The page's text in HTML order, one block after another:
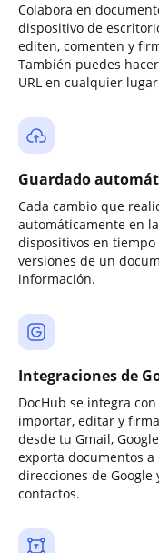
Colabora en
dispositivo de
editen, comenten y
También puedes
URL en cualquier
Guardado
Cada cambio que
automáticamente en
dispositivos en tiempo
versiones de un
información.
Integraciones de
DocHub se integra
importar, editar y
desde tu Gmail,
exporta documentos
direcciones de
contactos.